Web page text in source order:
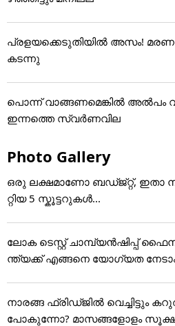
പ്രളയക്കെടുതിയിൽ അസം!
കടന്നു
പൊന്ന് വാങ്ങണമെങ്കില്‍ അല്‍പം
ഇന്നത്തെ സ്വര്‍ണവില
Photo Gallery
ഒരു ലക്ഷമാണോ ബഡ്ജ്റ്റ്, ഇതാ
റ്റിയ 5 സ്കൂട്ടറുകൾ...
ലോക ടെസ്റ്റ് ചാമ്പ്യൻഷിപ്പ്
ന്ത്യക്ക് എങ്ങനെ യോഗ്യത
നാരങ്ങ ഫ്രിഡ്ജിൽ വെച്ചിട്ടും
പോകുന്നോ? മാസങ്ങളോളം